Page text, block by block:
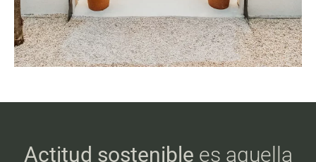
Actitud sostenible es aquella